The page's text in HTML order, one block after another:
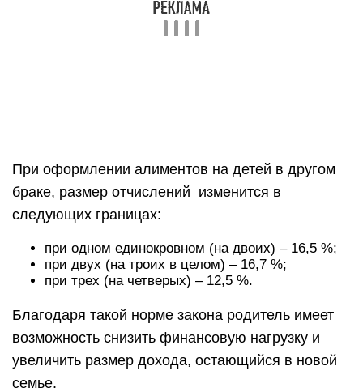
При оформлении алиментов на детей в другом
браке, размер отчислений изменится в
следующих границах:
при одном единокровном (на двоих) – 16,5 %;
при двух (на троих в целом) – 16,7 %;
при трех (на четверых) – 12,5 %.
Благодаря такой норме закона родитель имеет
возможность снизить финансовую нагрузку и
увеличить размер дохода, остающийся в новой
семье.